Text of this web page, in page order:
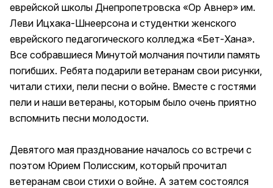
еврейской школы Днепропетровска «Ор Авнер» им.
Леви Ицхака-Шнеерсона и студентки женского
еврейского педагогического колледжа «Бет-Хана».
Все собравшиеся Минутой молчания почтили память
погибших. Ребята подарили ветеранам свои рисунки,
читали стихи, пели песни о войне. Вместе с гостями
пели и наши ветераны, которым было очень приятно
вспомнить песни молодости.
Девятого мая празднование началось со встречи с
поэтом Юрием Полисским, который прочитал
ветеранам свои стихи о войне. А затем состоялся